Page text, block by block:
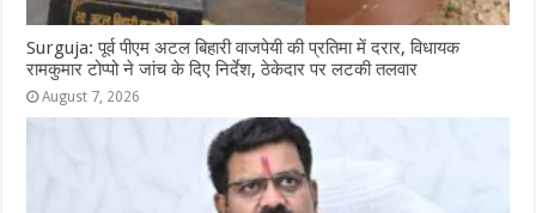
Surguja: पूर्व पीएम अटल बिहारी वाजपेयी की प्रतिमा में दरार, विधायक
रामकुमार टोप्पो ने जांच के दिए निर्देश, ठेकेदार पर लटकी तलवार
August 7, 2026